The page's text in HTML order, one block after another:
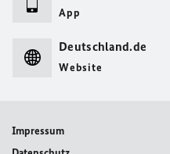
App
Deutschland.de
Website
Impressum